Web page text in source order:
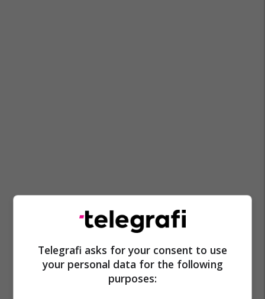
Telegrafi asks for your consent to use
your personal data for the following
purposes: